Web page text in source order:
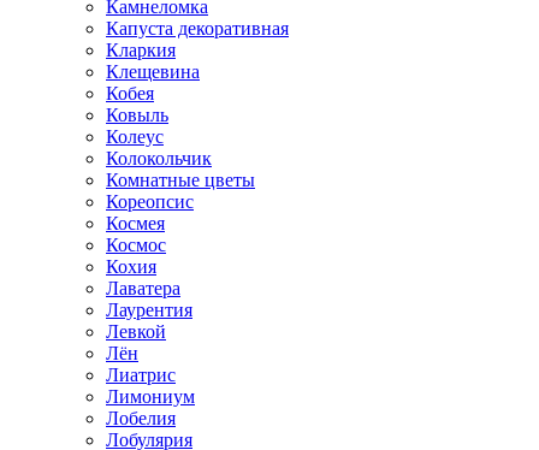
Камнеломка
Капуста декоративная
Кларкия
Клещевина
Кобея
Ковыль
Колеус
Колокольчик
Комнатные цветы
Кореопсис
Космея
Космос
Кохия
Лаватера
Лаурентия
Левкой
Лён
Лиатрис
Лимониум
Лобелия
Лобулярия